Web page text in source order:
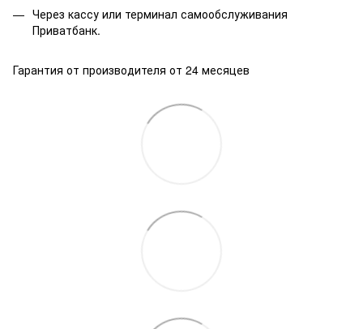
Через кассу или терминал самообслуживания
Приватбанк.
Гарантия от производителя от 24 месяцев